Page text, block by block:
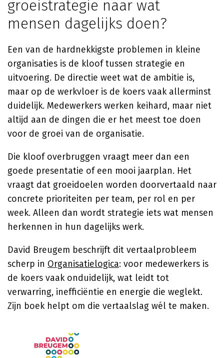
groeistrategie naar wat
mensen dagelijks doen?
Een van de hardnekkigste problemen in kleine
organisaties is de kloof tussen strategie en
uitvoering. De directie weet wat de ambitie is,
maar op de werkvloer is de koers vaak allerminst
duidelijk. Medewerkers werken keihard, maar niet
altijd aan de dingen die er het meest toe doen
voor de groei van de organisatie.
Die kloof overbruggen vraagt meer dan een
goede presentatie of een mooi jaarplan. Het
vraagt dat groeidoelen worden doorvertaald naar
concrete prioriteiten per team, per rol en per
week. Alleen dan wordt strategie iets wat mensen
herkennen in hun dagelijks werk.
David Breugem beschrijft dit vertaalprobleem
scherp in Organisatielogica: voor medewerkers is
de koers vaak onduidelijk, wat leidt tot
verwarring, inefficiëntie en energie die weglekt.
Zijn boek helpt om die vertaalslag wél te maken.